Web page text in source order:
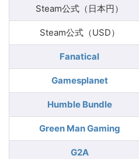
Steam公式（日本円）
Steam公式（USD）
Fanatical
Gamesplanet
Humble Bundle
Green Man Gaming
G2A